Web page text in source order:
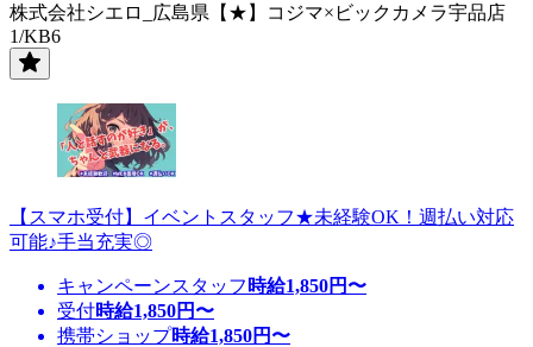
株式会社シエロ_広島県【★】コジマ×ビックカメラ宇品店
1/KB6
【スマホ受付】イベントスタッフ★未経験OK！週払い対応
可能♪手当充実◎
キャンペーンスタッフ 時給1,850円〜
受付時給1,850円〜
携帯ショップ時給1,850円〜